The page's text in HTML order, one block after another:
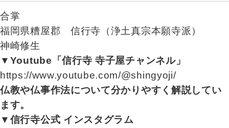
合掌
福岡県糟屋郡 信行寺（浄土真宗本願寺派）
神崎修生
▼Youtube「信行寺 寺子屋チャンネル」
https://www.youtube.com/@shingyoji/
仏教や仏事作法について分かりやすく解説してい
ます。
▼信行寺公式 インスタグラム